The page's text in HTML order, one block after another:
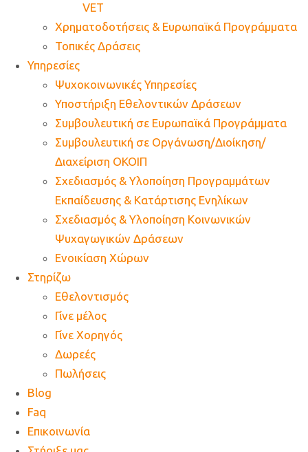
VET
Χρηματοδοτήσεις & Ευρωπαϊκά Προγράμματα
Τοπικές Δράσεις
Υπηρεσίες
Ψυχοκοινωνικές Υπηρεσίες
Υποστήριξη Εθελοντικών Δράσεων
Συμβουλευτική σε Ευρωπαϊκά Προγράμματα
Συμβουλευτική σε Οργάνωση/Διοίκηση/
Διαχείριση ΟΚΟΙΠ
Σχεδιασμός & Υλοποίηση Προγραμμάτων
Εκπαίδευσης & Κατάρτισης Ενηλίκων
Σχεδιασμός & Υλοποίηση Κοινωνικών
Ψυχαγωγικών Δράσεων
Ενοικίαση Χώρων
Στηρίζω
Εθελοντισμός
Γίνε μέλος
Γίνε Χορηγός
Δωρεές
Πωλήσεις
Blog
Faq
Επικοινωνία